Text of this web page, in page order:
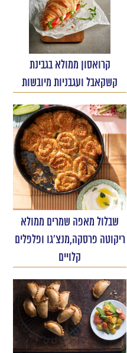
קרואסון ממולא בגבינת
קשקאבל ועגבניות מיובשות
שבלול מאפה שמרים ממולא
ריקוטה פרסקה,מנצ'גו ופלפלים
קלויים